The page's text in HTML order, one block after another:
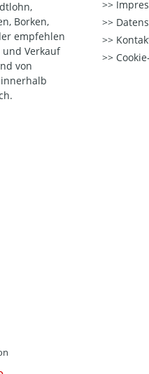
Borken,
empfehlen
Verkauf
von